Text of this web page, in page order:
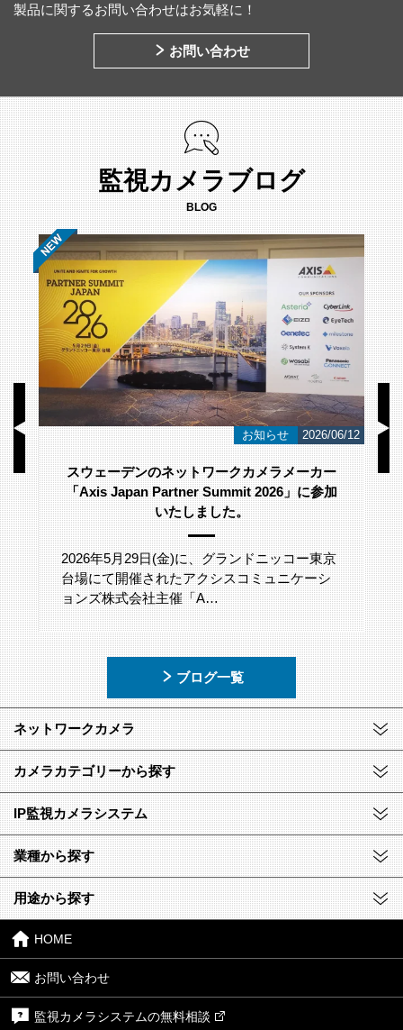
製品に関するお問い合わせはお気軽に！
お問い合わせ
監視カメラブログ
BLOG
23 お知らせ 2026/06/12
スウェーデンのネットワークカメラメーカー
「Axis Japan Partner Summit 2026」に参加
いたしました。
2026年5月29日(金)に、グランドニッコー東京
台場にて開催されたアクシスコミュニケーシ
ョンズ株式会社主催「A…
ブログ一覧
ネットワークカメラ
カメラカテゴリーから探す
IP監視カメラシステム
業種から探す
用途から探す
HOME
お問い合わせ
監視カメラシステムの無料相談